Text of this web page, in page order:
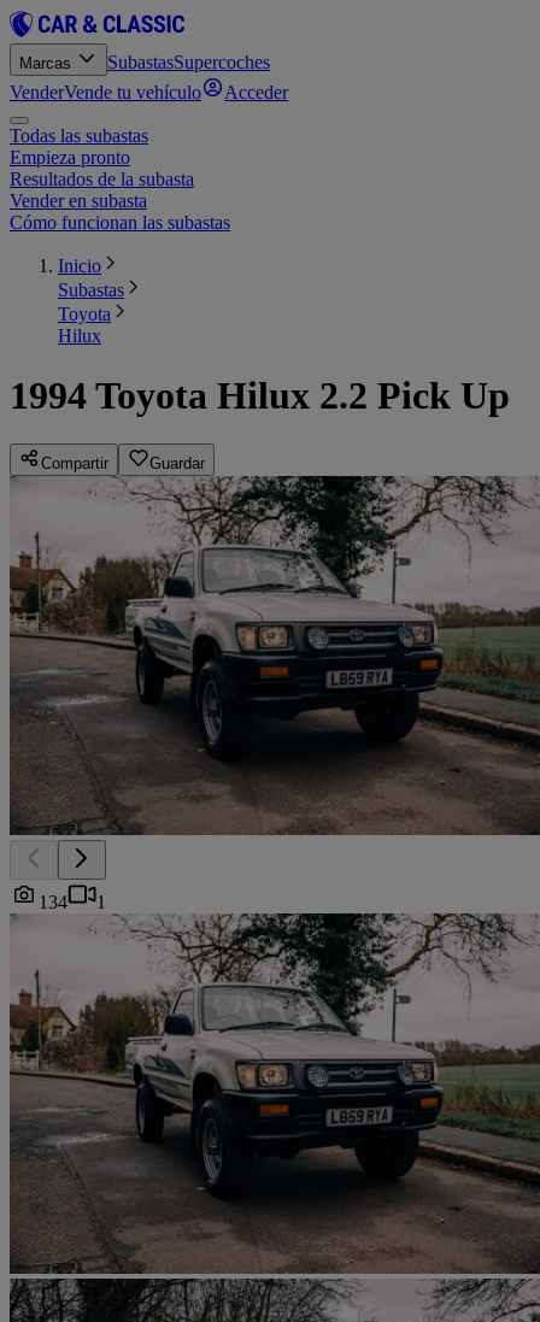
Marcas SubastasSupercoches
VenderVende tu vehículo Acceder
Todas las subastas
Empieza pronto
Resultados de la subasta
Vender en subasta
Cómo funcionan las subastas
Inicio
Subastas
Toyota
Hilux
1994 Toyota Hilux 2.2 Pick Up
Compartir Guardar
134 1